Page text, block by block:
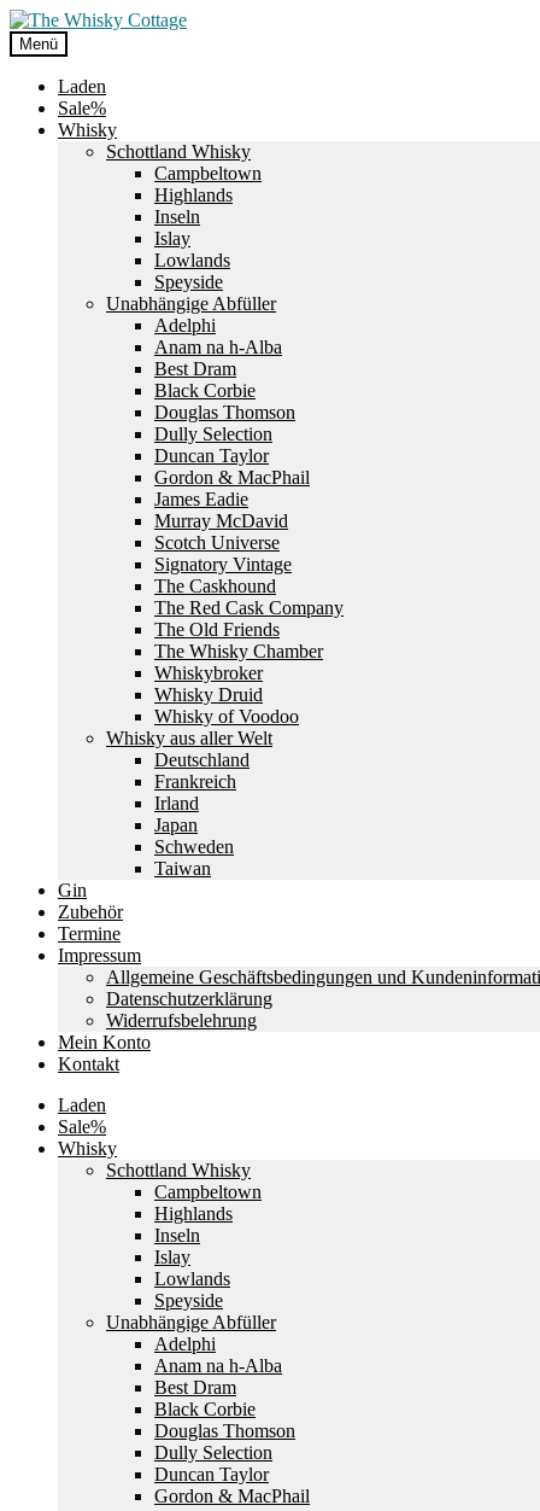
Zur
Navigation
springen
Zum
Inhalt
springen
Menü
Laden
Sale%
Whisky
Schottland Whisky
Campbeltown
Highlands
Inseln
Islay
Lowlands
Speyside
Unabhängige Abfüller
Adelphi
Anam na h-Alba
Best Dram
Black Corbie
Douglas Thomson
Dully Selection
Duncan Taylor
Gordon & MacPhail
James Eadie
Murray McDavid
Scotch Universe
Signatory Vintage
The Caskhound
The Red Cask Company
The Old Friends
The Whisky Chamber
Whiskybroker
Whisky Druid
Whisky of Voodoo
Whisky aus aller Welt
Deutschland
Frankreich
Irland
Japan
Schweden
Taiwan
Gin
Zubehör
Termine
Impressum
Allgemeine Geschäftsbedingungen und
Datenschutzerklärung
Widerrufsbelehrung
Mein Konto
Kontakt
Laden
Sale%
Whisky
Schottland Whisky
Campbeltown
Highlands
Inseln
Islay
Lowlands
Speyside
Unabhängige Abfüller
Adelphi
Anam na h-Alba
Best Dram
Black Corbie
Douglas Thomson
Dully Selection
Duncan Taylor
Gordon & MacPhail